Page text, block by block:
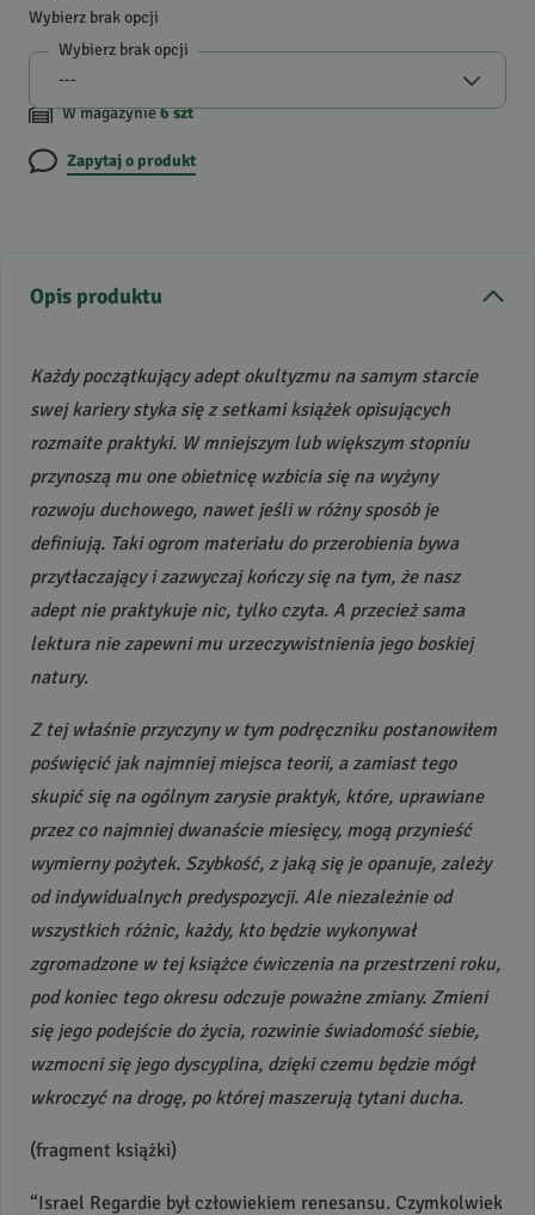
Wybierz brak opcji
Wybierz brak opcji
W magazynie6szt
Zapytaj o produkt
Opis produktu
Każdy początkujący adept okultyzmu na samym starcie
swej kariery styka się z setkami książek opisujących
rozmaite praktyki. W mniejszym lub większym stopniu
przynoszą mu one obietnicę wzbicia się na wyżyny
rozwoju duchowego, nawet jeśli w różny sposób je
definiują. Taki ogrom materiału do przerobienia bywa
przytłaczający i zazwyczaj kończy się na tym, że nasz
adept nie praktykuje nic, tylko czyta. A przecież sama
lektura nie zapewni mu urzeczywistnienia jego boskiej
natury.
Z tej właśnie przyczyny w tym podręczniku postanowiłem
poświęcić jak najmniej miejsca teorii, a zamiast tego
skupić się na ogólnym zarysie praktyk, które, uprawiane
przez co najmniej dwanaście miesięcy, mogą przynieść
wymierny pożytek. Szybkość, z jaką się je opanuje, zależy
od indywidualnych predyspozycji. Ale niezależnie od
wszystkich różnic, każdy, kto będzie wykonywał
zgromadzone w tej książce ćwiczenia na przestrzeni roku,
pod koniec tego okresu odczuje poważne zmiany. Zmieni
się jego podejście do życia, rozwinie świadomość siebie,
wzmocni się jego dyscyplina, dzięki czemu będzie mógł
wkroczyć na drogę, po której maszerują tytani ducha.
(fragment książki)
“Israel Regardie był człowiekiem renesansu. Czymkolwiek